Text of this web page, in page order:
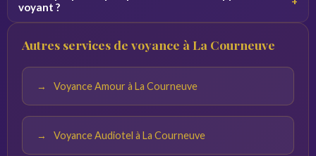
voyant ?
calme. Plus vos questions sont précises, plus les réponses
Autres services de voyance à La Courneuve
Voyance Amour à La Courneuve
Voyance Audiotel à La Courneuve